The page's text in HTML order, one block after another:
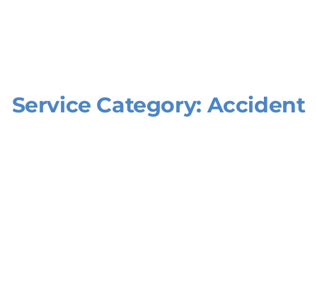
Service Category: Accident